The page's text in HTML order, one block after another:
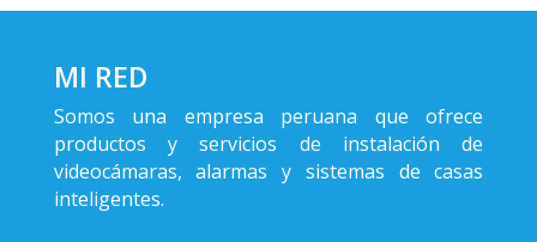
MI RED
Somos una empresa peruana que ofrece
productos y servicios de instalación de
videocámaras, alarmas y sistemas de casas
inteligentes.